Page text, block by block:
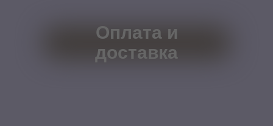
Оплата и
доставка